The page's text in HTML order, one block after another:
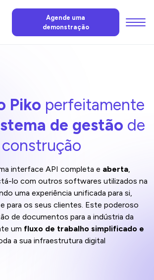
Agende uma
demonstração
Piko perfeitamente
de gestão de
interface API completa e aberta,
lo com outros softwares utilizados na
uma experiência unificada para si,
e para os seus clientes. Este poderoso
de documentos para a indústria da
um fluxo de trabalho simplificado e
a sua infraestrutura digital
nos